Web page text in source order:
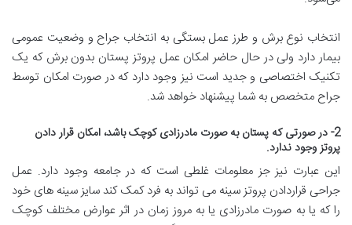
انتخاب نوع برش و طرز عمل بستگی به انتخاب جراح و وضعیت عمومی
بیمار دارد ولی در حال حاضر امکان عمل پروتز پستان بدون برش که یک
تکنیک اختصاصی و جدید است نیز وجود دارد که در صورت امکان توسط
جراح متخصص به شما پیشنهاد خواهد شد.
2- در صورتی که پستان به صورت مادرزادی کوچک باشد، امکان قرار دادن
پروتز وجود ندارد.
این عبارت نیز جز معلومات غلطی است که در جامعه وجود دارد. عمل
جراحی قراردادن پروتز سینه می تواند به فرد کمک کند سایز سینه های خود
را که یا به صورت مادرزادی یا به مروز زمان در اثر عوارض مختلف کوچک